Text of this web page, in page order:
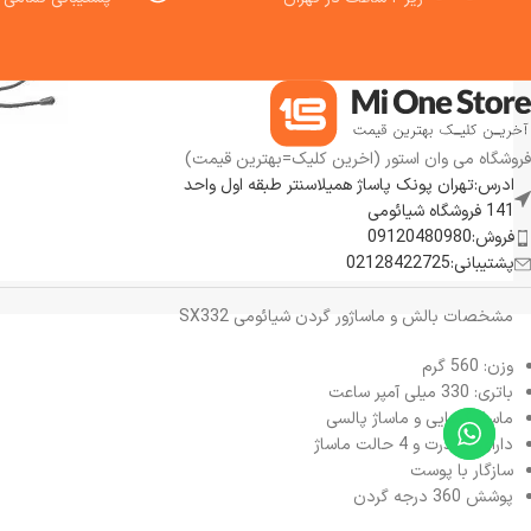
مشخصات بالش و ماساژور گردن شیائومی SX332
وزن: 560 گرم
باتری: 330 میلی آمپر ساعت
ماساژ گرمایی و ماساژ پالسی
دارای 6 قدرت و 4 حالت ماساژ
سازگار با پوست
پوشش 360 درجه گردن
بدنه با کیفیت بالا، قدرت قدرتمند،
لاستیک های چاق و میرایی چنگال جلو
می باشد که همچنین ویژگی های
مقرون به صرفه، راحتی، ظاهر و سبک
منحصر به فرد و جذاب دارد. ما استفاده
از این دوچرخه برقی تاشو ساحلی را به
شما پیشنهاد می کنیم.
دهد. ما استفاده از این
هوشمند را به شما
فروشگاه می وان استور (اخرین کلیک=بهترین قیمت)
ادرس:تهران پونک پاساژ همیلاسنتر طبقه اول واحد
141 فروشگاه شیائومی
فروش:09120480980
پشتیبانی:02128422725
نماد الکترونیکی